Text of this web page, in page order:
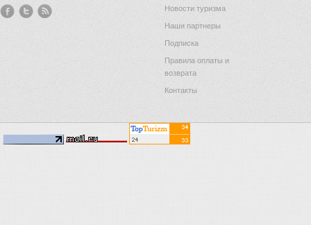
Новости туризма
Наши партнеры
Подписка
Правила оплаты и
возврата
Контакты